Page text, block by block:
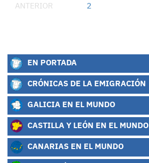
ANTERIOR 2
EN PORTADA
CRÓNICAS DE LA EMIGRACIÓN
GALICIA EN EL MUNDO
CASTILLA Y LEÓN EN EL MUNDO
CANARIAS EN EL MUNDO